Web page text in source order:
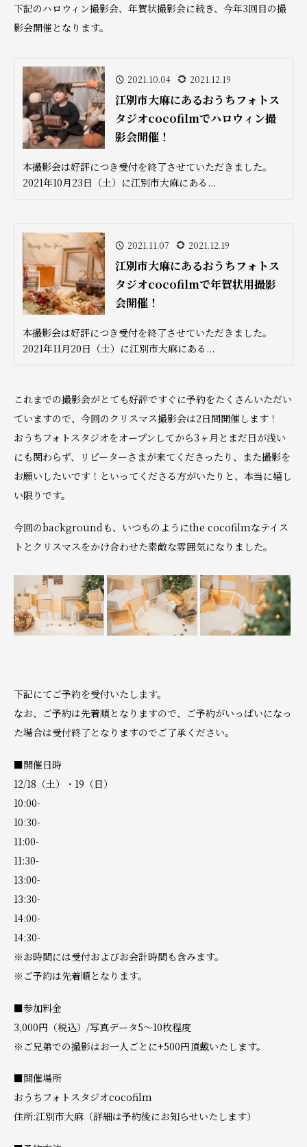
下記のハロウィン撮影会、年賀状撮影会に続き、今年3回目の撮
影会開催となります。
2021.10.04 2021.12.19
江別市大麻にあるおうちフォトス
タジオcocofilmでハロウィン撮
影会開催！
本撮影会は好評につき受付を終了させていただきました。
2021年10月23日（土）に江別市大麻にある...
2021.11.07 2021.12.19
江別市大麻にあるおうちフォトス
タジオcocofilmで年賀状用撮影
会開催！
本撮影会は好評につき受付を終了させていただきました。
2021年11月20日（土）に江別市大麻にある...
これまでの撮影会がとても好評ですぐに予約をたくさんいただい
ていますので、今回のクリスマス撮影会は2日間開催します！
おうちフォトスタジオをオープンしてから3ヶ月とまだ日が浅い
にも関わらず、リピーターさまが来てくださったり、また撮影を
お願いしたいです！といってくださる方がいたりと、本当に嬉し
い限りです。
今回のbackgroundも、いつものようにthe cocofilmなテイス
トとクリスマスをかけ合わせた素敵な雰囲気になりました。
下記にてご予約を受付いたします。
なお、ご予約は先着順となりますので、ご予約がいっぱいになっ
た場合は受付終了となりますのでご了承ください。
■開催日時
12/18（土）・19（日）
10:00-
10:30-
11:00-
11:30-
13:00-
13:30-
14:00-
14:30-
※お時間には受付およびお会計時間も含みます。
※ご予約は先着順となります。
■参加料金
3,000円（税込）/写真データ5〜10枚程度
※ご兄弟での撮影はお一人ごとに+500円頂戴いたします。
■開催場所
おうちフォトスタジオcocofilm
住所:江別市大麻（詳細は予約後にお知らせいたします）